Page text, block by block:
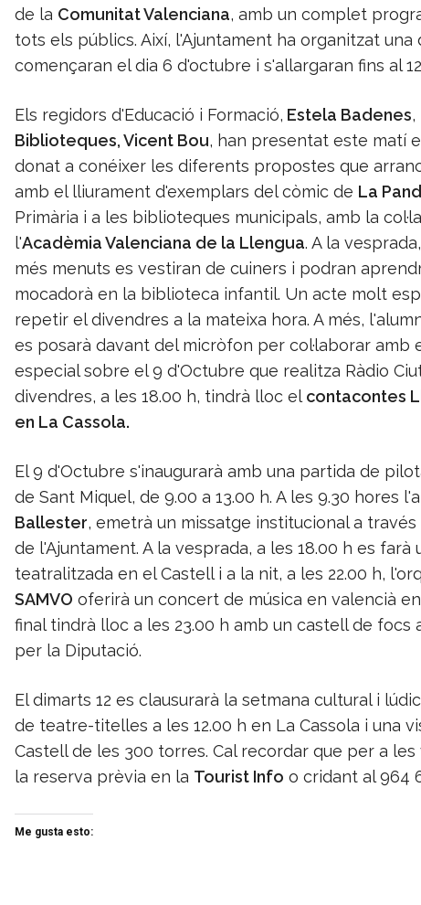
de la Comunitat Valenciana, amb un complet
tots els públics. Així, l'Ajuntament ha organitzat una
començaran el dia 6 d'octubre i s'allargaran fins al
Els regidors d'Educació i Formació, Estela Badenes,
Biblioteques, Vicent Bou, han presentat este matí
donat a conéixer les diferents propostes que
amb el lliurament d'exemplars del còmic de La
Primària i a les biblioteques municipals, amb la
l'Acadèmia Valenciana de la Llengua. A la
més menuts es vestiran de cuiners i podran
mocadorà en la biblioteca infantil. Un acte molt
repetir el divendres a la mateixa hora. A més,
es posarà davant del micròfon per col·laborar amb
especial sobre el 9 d'Octubre que realitza Ràdio
divendres, a les 18.00 h, tindrà lloc elcontacontes
en La Cassola.
El 9 d'Octubre s'inaugurarà amb una partida de
de Sant Miquel, de 9.00 a 13.00 h. A les 9.30 hores
Ballester, emetrà un missatge institucional a
de l'Ajuntament. A la vesprada, a les 18.00 h es farà
teatralitzada en el Castell i a la nit, a les 22.00 h,
SAMVO oferirà un concert de música en valencià
final tindrà lloc a les 23.00 h amb un castell de focs
per la Diputació.
El dimarts 12 es clausurarà la setmana cultural i
de teatre-titelles a les 12.00 h en La Cassola i una
Castell de les 300 torres. Cal recordar que per a
la reserva prèvia en la Tourist Info o cridant al 964
Me gusta esto: